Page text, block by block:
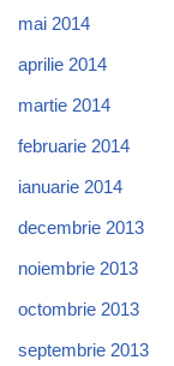
mai 2014
aprilie 2014
martie 2014
februarie 2014
ianuarie 2014
decembrie 2013
noiembrie 2013
octombrie 2013
septembrie 2013